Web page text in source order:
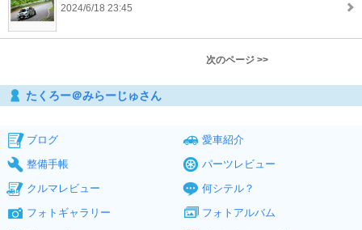
2024/6/18 23:45
次のページ >>
たくろー＠みらーじゅさん
ブログ
愛車紹介
整備手帳
パーツレビュー
クルマレビュー
何シテル？
フォトギャラリー
フォトアルバム